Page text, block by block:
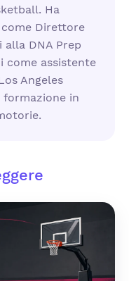
Ha
Direttore
DNA Prep
come assistente
Angeles
formazione in